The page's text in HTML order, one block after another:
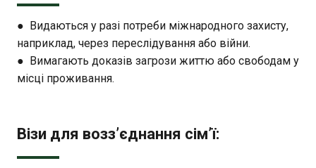
● Видаються у разі потреби міжнародного захисту,
наприклад, через переслідування або війни.
● Вимагають доказів загрози життю або свободам у
місці проживання.
Візи для возз’єднання сім’ї: